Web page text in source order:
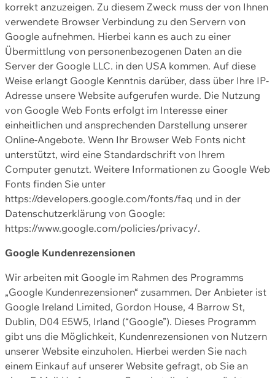
korrekt anzuzeigen. Zu diesem Zweck muss der von Ihnen
verwendete Browser Verbindung zu den Servern von
Google aufnehmen. Hierbei kann es auch zu einer
Übermittlung von personenbezogenen Daten an die
Server der Google LLC. in den USA kommen. Auf diese
Weise erlangt Google Kenntnis darüber, dass über Ihre IP-
Adresse unsere Website aufgerufen wurde. Die Nutzung
von Google Web Fonts erfolgt im Interesse einer
einheitlichen und ansprechenden Darstellung unserer
Online-Angebote. Wenn Ihr Browser Web Fonts nicht
unterstützt, wird eine Standardschrift von Ihrem
Computer genutzt. Weitere Informationen zu Google Web
Fonts finden Sie unter
https://developers.google.com/fonts/faq und in der
Datenschutzerklärung von Google:
https://www.google.com/policies/privacy/.
Google Kundenrezensionen
Wir arbeiten mit Google im Rahmen des Programms
„Google Kundenrezensionen“ zusammen. Der Anbieter ist
Google Ireland Limited, Gordon House, 4 Barrow St,
Dublin, D04 E5W5, Irland (“Google”). Dieses Programm
gibt uns die Möglichkeit, Kundenrezensionen von Nutzern
unserer Website einzuholen. Hierbei werden Sie nach
einem Einkauf auf unserer Website gefragt, ob Sie an